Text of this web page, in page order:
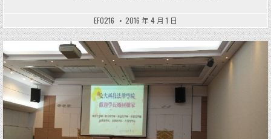
EF0216 2016 年 4 月 1 日
Posted in